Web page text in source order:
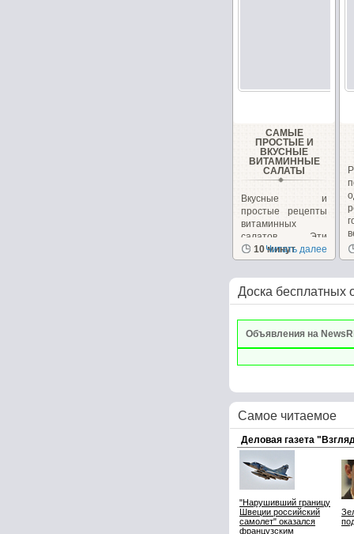
САМЫЕ
ПРОСТЫЕ И
ВКУСНЫЕ
ВИТАМИННЫЕ
САЛАТЫ
Вкусные и
простые рецепты
витаминных
салатов. Эти
салаты очень
вкусные сами...
10 минут
Читать далее
Доска бесплатных
Объявления на
Самое читаемое